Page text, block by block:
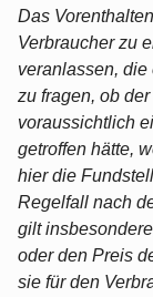
Das
Verbraucher zu
veranlassen, die
zu fragen, ob
voraussichtlich
getroffen hätte,
hier die
Regelfall nach
gilt
oder den Preis
sie für den